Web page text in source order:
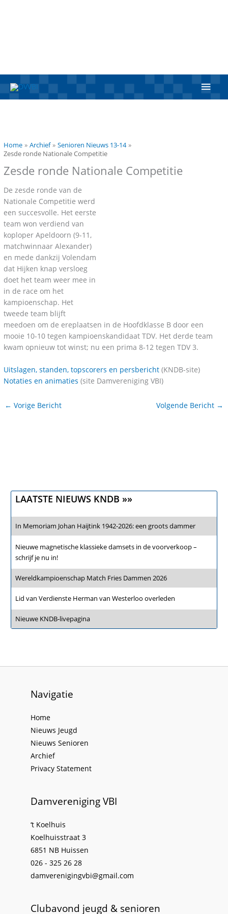
Home Archief
Senioren Nieuws 13-14
Zesde ronde Nationale Competitie
Zesde ronde Nationale Competitie
De zesde ronde van de
Nationale Competitie werd
een succesvolle. Het eerste
team won verdiend van
koploper Apeldoorn (9-11,
matchwinnaar Alexander)
en mede dankzij Volendam
dat Hijken knap versloeg
doet het team weer mee in
in de race om het
kampioenschap. Het
tweede team blijft
meedoen om de ereplaatsen in de Hoofdklasse B door een
mooie 10-10 tegen kampioenskandidaat TDV. Het derde team
kwam opnieuw tot winst; nu een prima 8-12 tegen TDV 3.
Uitslagen, standen, topscorers en persbericht (KNDB-site)
Notaties en animaties (site Damvereniging VBI)
← Vorige Bericht Volgende Bericht →
LAATSTE NIEUWS KNDB »»
In Memoriam Johan Haijtink 1942-2026: een groots dammer
Nieuwe magnetische klassieke damsets in de voorverkoop –
schrijf je nu in!
Wereldkampioenschap Match Fries Dammen 2026
Lid van Verdienste Herman van Westerloo overleden
Nieuwe KNDB‑livepagina
Navigatie
Home
Nieuws Jeugd
Nieuws Senioren
Archief
Privacy Statement
Damvereniging VBI
‘t Koelhuis
Koelhuisstraat 3
6851 NB Huissen
026 - 325 26 28
damverenigingvbi@gmail.com
Clubavond jeugd & senioren